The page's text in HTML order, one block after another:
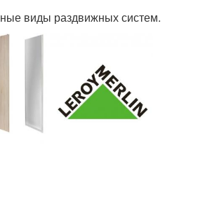
виды раздвижных систем.